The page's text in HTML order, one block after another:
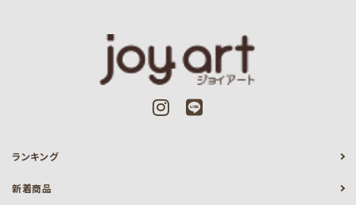
ランキング
新着商品